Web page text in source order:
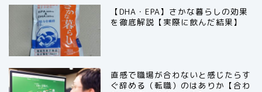
【DHA・EPA】さかな暮らしの効果
を徹底解説【実際に飲んだ結果】
直感で職場が合わないと感じたらす
ぐ辞める（転職）のはありか【合わ